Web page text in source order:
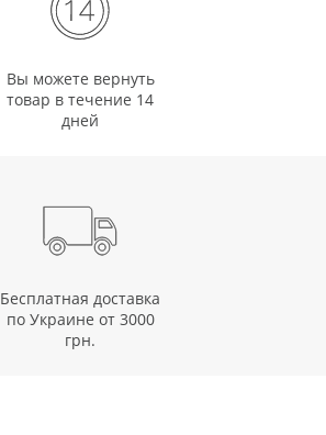
Вы можете вернуть
товар в течение 14
дней
Бесплатная доставка
по Украине от 3000
грн.